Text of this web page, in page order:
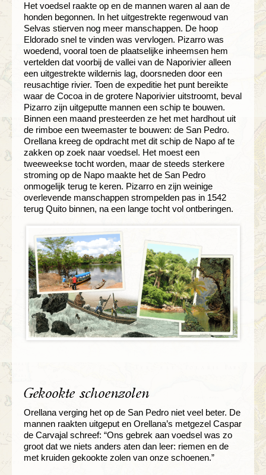
Het voedsel raakte op en de mannen waren al aan de
honden begonnen. In het uitgestrekte regenwoud van
Selvas stierven nog meer manschappen. De hoop
Eldorado snel te vinden was vervlogen. Pizarro was
woedend, vooral toen de plaatselijke inheemsen hem
vertelden dat voorbij de vallei van de Naporivier alleen
een uitgestrekte wildernis lag, doorsneden door een
reusachtige rivier. Toen de expeditie het punt bereikte
waar de Cocoa in de grotere Naporivier uitstroomt, beval
Pizarro zijn uitgeputte mannen een schip te bouwen.
Binnen een maand presteerden ze het met hardhout uit
de rimboe een tweemaster te bouwen: de San Pedro.
Orellana kreeg de opdracht met dit schip de Napo af te
zakken op zoek naar voedsel. Het moest een
tweeweekse tocht worden, maar de steeds sterkere
stroming op de Napo maakte het de San Pedro
onmogelijk terug te keren. Pizarro en zijn weinige
overlevende manschappen strompelden pas in 1542
terug Quito binnen, na een lange tocht vol ontberingen.
Gekookte schoenzolen
Orellana verging het op de San Pedro niet veel beter. De
mannen raakten uitgeput en Orellana’s metgezel Caspar
de Carvajal schreef: “Ons gebrek aan voedsel was zo
groot dat we niets anders aten dan leer: riemen en de
met kruiden gekookte zolen van onze schoenen.”